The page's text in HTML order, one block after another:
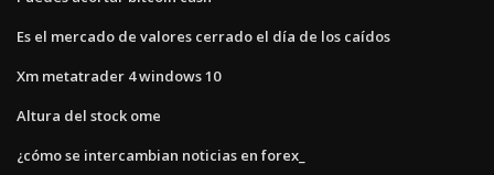
Es el mercado de valores cerrado el día de los caídos
Xm metatrader 4 windows 10
Altura del stock ome
¿cómo se intercambian noticias en forex_